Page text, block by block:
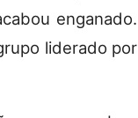
enganado.
liderado por